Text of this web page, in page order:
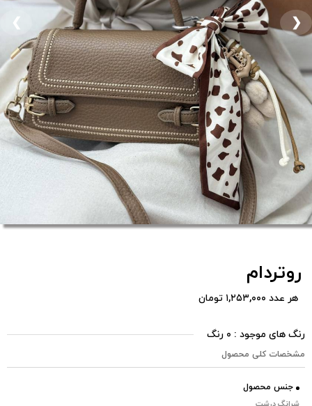
❮ ❯
روتردام
هر عدد ۱,۲۵۳,۰۰۰ تومان
رنگ های موجود : ۰ رنگ
مشخصات کلی محصول
جنس محصول